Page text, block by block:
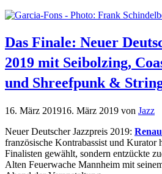
Das Finale: Neuer
2019 mit Seibolzing,
und Shreefpunk &
16. März 201916. März 2019 von Jazz
Neuer Deutscher Jazzpreis 2019:
französische Kontrabassist und Kurator
Finalisten gewählt, sondern entzückte
Alten Feuerwache Mannheim mit